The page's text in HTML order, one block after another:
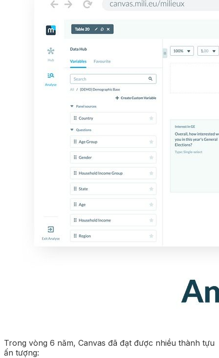
Trong vòng 6 năm, Canvas đã đạt được nhiều thành tựu
ấn tượng: